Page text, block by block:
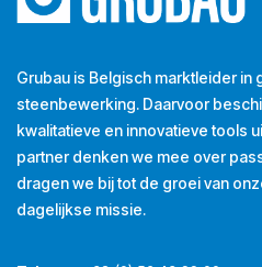
Grubau is Belgisch marktleider
steenbewerking. Daarvoor
kwalitatieve en innovatieve tools
partner denken we mee over
dragen we bij tot de groei van
dagelijkse missie.